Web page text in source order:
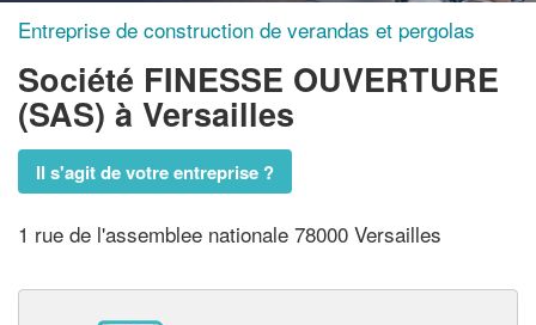
Entreprise de construction de verandas et pergolas
Société FINESSE OUVERTURE
(SAS) à Versailles
Il s'agit de votre entreprise ?
1 rue de l'assemblee nationale 78000 Versailles